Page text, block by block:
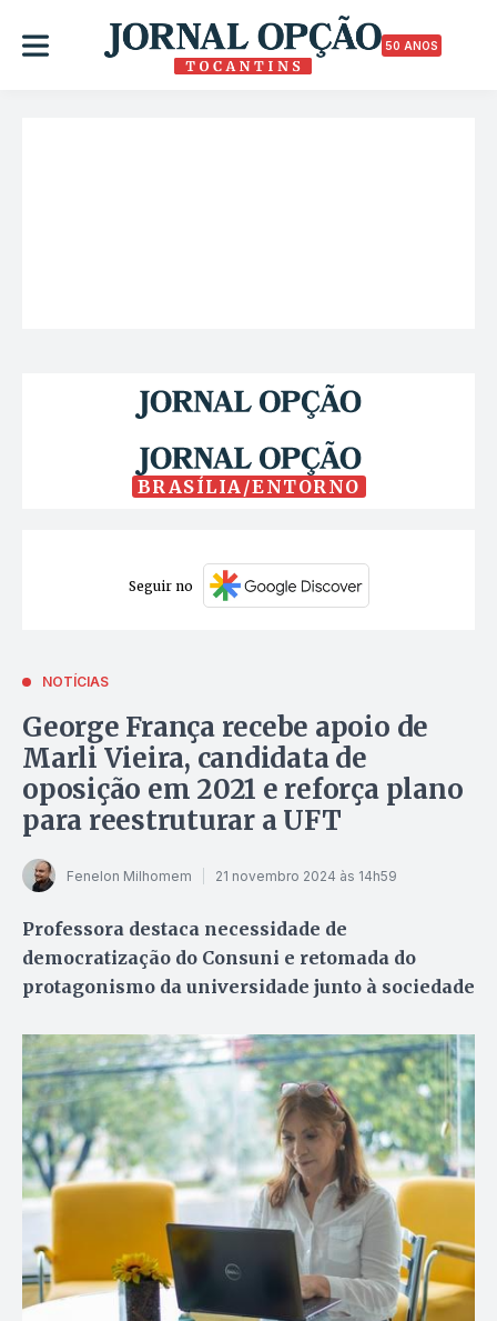
50 ANOS
BRASÍLIA/ENTORNO
Seguir no
NOTÍCIAS
George França recebe apoio de
Marli Vieira, candidata de
oposição em 2021 e reforça plano
para reestruturar a UFT
Fenelon Milhomem 21 novembro 2024 às 14h59
Professora destaca necessidade de
democratização do Consuni e retomada do
protagonismo da universidade junto à sociedade